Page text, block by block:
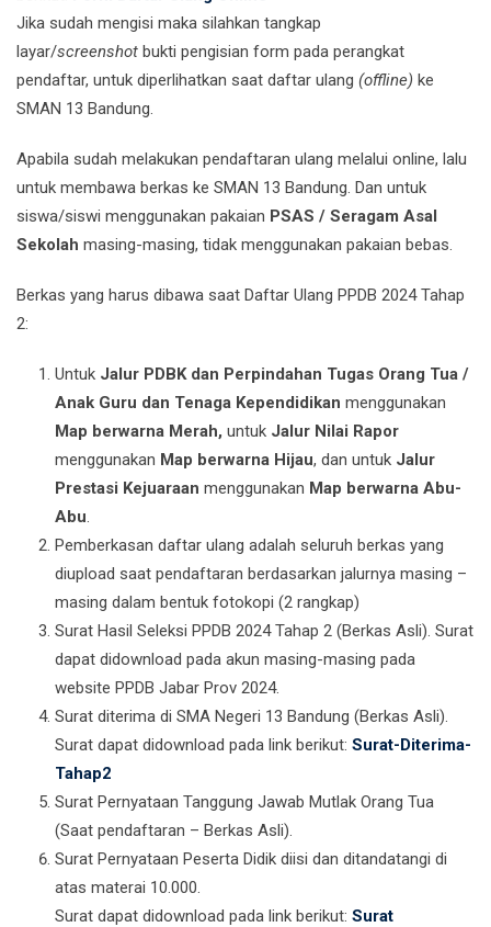
Jika sudah mengisi maka silahkan tangkap
layar/screenshot bukti pengisian form pada perangkat
pendaftar, untuk diperlihatkan saat daftar ulang (offline) ke
SMAN 13 Bandung.
Apabila sudah melakukan pendaftaran ulang melalui online, lalu
untuk membawa berkas ke SMAN 13 Bandung. Dan untuk
siswa/siswi menggunakan pakaian PSAS / Seragam Asal
Sekolah masing-masing, tidak menggunakan pakaian bebas.
Berkas yang harus dibawa saat Daftar Ulang PPDB 2024 Tahap
2:
Untuk Jalur PDBK dan Perpindahan Tugas Orang Tua /
Anak Guru dan Tenaga Kependidikan menggunakan
Map berwarna Merah, untuk Jalur Nilai Rapor
menggunakan Map berwarna Hijau, dan untuk Jalur
Prestasi Kejuaraan menggunakan Map berwarna Abu-
Abu.
Pemberkasan daftar ulang adalah seluruh berkas yang
diupload saat pendaftaran berdasarkan jalurnya masing –
masing dalam bentuk fotokopi (2 rangkap)
Surat Hasil Seleksi PPDB 2024 Tahap 2 (Berkas Asli). Surat
dapat didownload pada akun masing-masing pada
website PPDB Jabar Prov 2024.
Surat diterima di SMA Negeri 13 Bandung (Berkas Asli).
Surat dapat didownload pada link berikut: Surat-Diterima-
Tahap2
Surat Pernyataan Tanggung Jawab Mutlak Orang Tua
(Saat pendaftaran – Berkas Asli).
Surat Pernyataan Peserta Didik diisi dan ditandatangi di
atas materai 10.000.
Surat dapat didownload pada link berikut: Surat